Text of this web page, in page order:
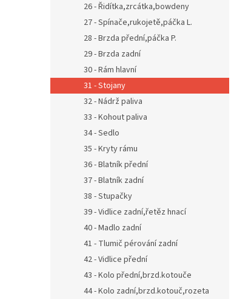
26 - Řidítka,zrcátka,bowdeny
27 - Spínače,rukojetě,páčka L.
28 - Brzda přední,páčka P.
29 - Brzda zadní
30 - Rám hlavní
31 - Stojany
32 - Nádrž paliva
33 - Kohout paliva
34 - Sedlo
35 - Kryty rámu
36 - Blatník přední
37 - Blatník zadní
38 - Stupačky
39 - Vidlice zadní,řetěz hnací
40 - Madlo zadní
41 - Tlumič pérování zadní
42 - Vidlice přední
43 - Kolo přední,brzd.kotouče
44 - Kolo zadní,brzd.kotouč,rozeta